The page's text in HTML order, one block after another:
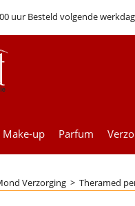
uur Besteld volgende
Make-up Parfum
Verzorging > Theramed